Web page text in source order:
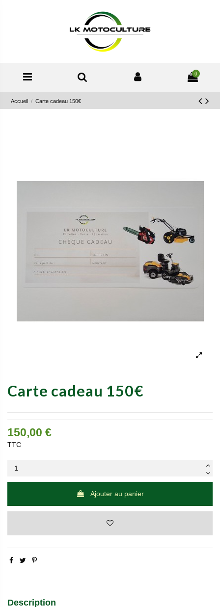
0
Accueil Carte cadeau 150€
Carte cadeau 150€
150,00 €
TTC
Ajouter au panier
Description